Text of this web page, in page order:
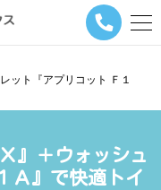
メ
ビ
シ
ョ
ット『アプリコット Ｆ１
』＋ウォッシュ
Ａ』で快適トイ